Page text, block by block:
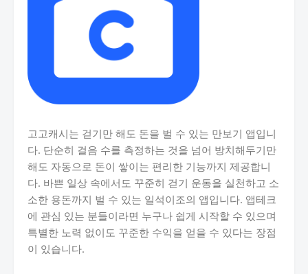
고고캐시는 걷기만 해도 돈을 벌 수 있는 만보기 앱입니
다. 단순히 걸음 수를 측정하는 것을 넘어 방치해두기만
해도 자동으로 돈이 쌓이는 편리한 기능까지 제공합니
다. 바쁜 일상 속에서도 꾸준히 걷기 운동을 실천하고 소
소한 용돈까지 벌 수 있는 일석이조의 앱입니다. 앱테크
에 관심 있는 분들이라면 누구나 쉽게 시작할 수 있으며
특별한 노력 없이도 꾸준한 수익을 얻을 수 있다는 장점
이 있습니다.